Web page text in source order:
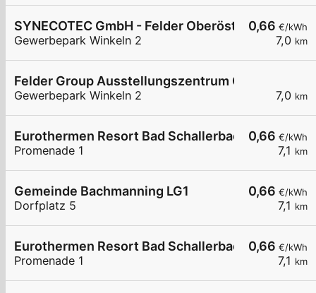
0,66 €/kWh
7,0 km
SYNECOTEC GmbH - Felder Oberösterreich
Gewerbepark Winkeln 2
7,0 km
Felder Group Ausstellungszentrum
Gewerbepark Winkeln 2
0,66 €/kWh
7,1 km
Eurothermen Resort Bad Schallerbach LG2
Promenade 1
0,66 €/kWh
7,1 km
Gemeinde Bachmanning LG1
Dorfplatz 5
0,66 €/kWh
7,1 km
Eurothermen Resort Bad Schallerbach LG1
Promenade 1